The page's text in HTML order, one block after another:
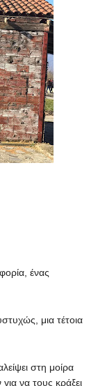
ένας
μια τέτοια
στη μοίρα
να τους κράξει